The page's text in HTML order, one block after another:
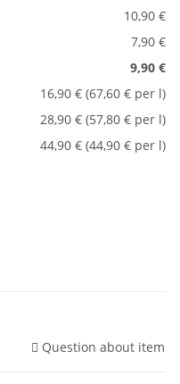
10,90 €
7,90 €
9,90 €
16,90 € (67,60 € per l)
28,90 € (57,80 € per l)
44,90 € (44,90 € per l)
Question about item